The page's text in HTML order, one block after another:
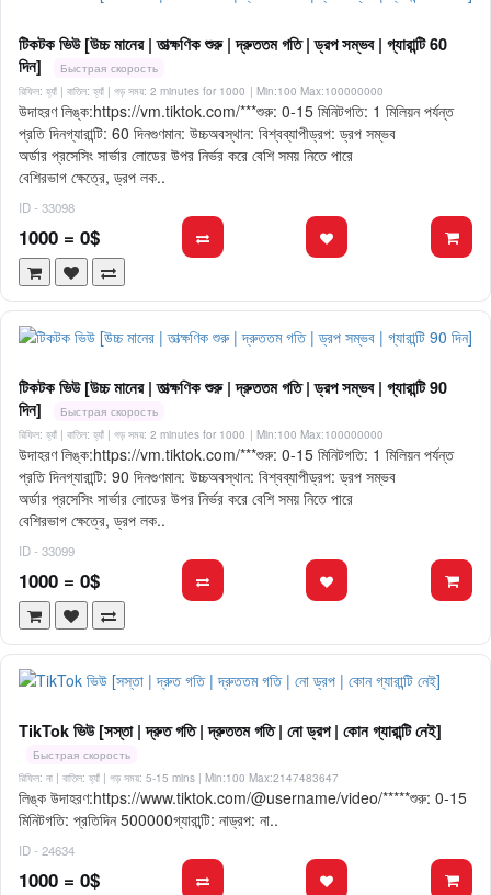
টিকটক ভিউ [উচ্চ মানের | তাত্ক্ষণিক শুরু | দ্রুততম গতি | ড্রপ সম্ভব | গ্যারান্টি 60
দিন]
Быстрая скорость
রিফিল: হ্যাঁ | বাতিল: হ্যাঁ | গড় সময়: 2 minutes for 1000 | Min:100 Max:100000000
উদাহরণ লিঙ্ক:https://vm.tiktok.com/***শুরু: 0-15 মিনিটগতি: 1 মিলিয়ন পর্যন্ত
প্রতি দিনগ্যারান্টি: 60 দিনগুণমান: উচ্চঅবস্থান: বিশ্বব্যাপীড্রপ: ড্রপ সম্ভব
অর্ডার প্রসেসিং সার্ভার লোডের উপর নির্ভর করে বেশি সময় নিতে পারে
বেশিরভাগ ক্ষেত্রে, ড্রপ লক..
ID - 33098
1000 = 0$
টিকটক ভিউ [উচ্চ মানের | তাত্ক্ষণিক শুরু | দ্রুততম গতি | ড্রপ সম্ভব | গ্যারান্টি 90
দিন]
Быстрая скорость
রিফিল: হ্যাঁ | বাতিল: হ্যাঁ | গড় সময়: 2 minutes for 1000 | Min:100 Max:100000000
উদাহরণ লিঙ্ক:https://vm.tiktok.com/***শুরু: 0-15 মিনিটগতি: 1 মিলিয়ন পর্যন্ত
প্রতি দিনগ্যারান্টি: 90 দিনগুণমান: উচ্চঅবস্থান: বিশ্বব্যাপীড্রপ: ড্রপ সম্ভব
অর্ডার প্রসেসিং সার্ভার লোডের উপর নির্ভর করে বেশি সময় নিতে পারে
বেশিরভাগ ক্ষেত্রে, ড্রপ লক..
ID - 33099
1000 = 0$
TikTok ভিউ [সস্তা | দ্রুত গতি | দ্রুততম গতি | নো ড্রপ | কোন গ্যারান্টি নেই]
Быстрая скорость
রিফিল: না | বাতিল: হ্যাঁ | গড় সময়: 5-15 mins | Min:100 Max:2147483647
লিঙ্ক উদাহরণ:https://www.tiktok.com/@username/video/*****শুরু: 0-15
মিনিটগতি: প্রতিদিন 500000গ্যারান্টি: নাড্রপ: না..
ID - 24634
1000 = 0$